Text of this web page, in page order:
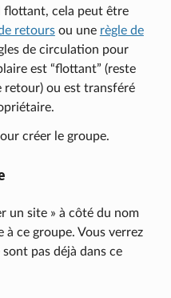
flottant, cela peut être
retoursou une règle de
de circulation pour
est “flottant” (reste
retour) ou est transféré
créer le groupe.
un site » à côté du nom
ce groupe. Vous verrez
pas déjà dans ce